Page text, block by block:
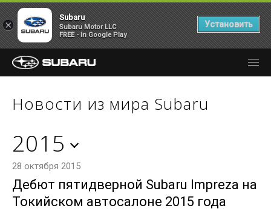
Новости из мира Subaru
2015
28 октября 2015
Дебют пятидверной Subaru Impreza на
Токийском автосалоне 2015 года
×
Subaru
Subaru Motor LLC
FREE - In Google Play
Установить